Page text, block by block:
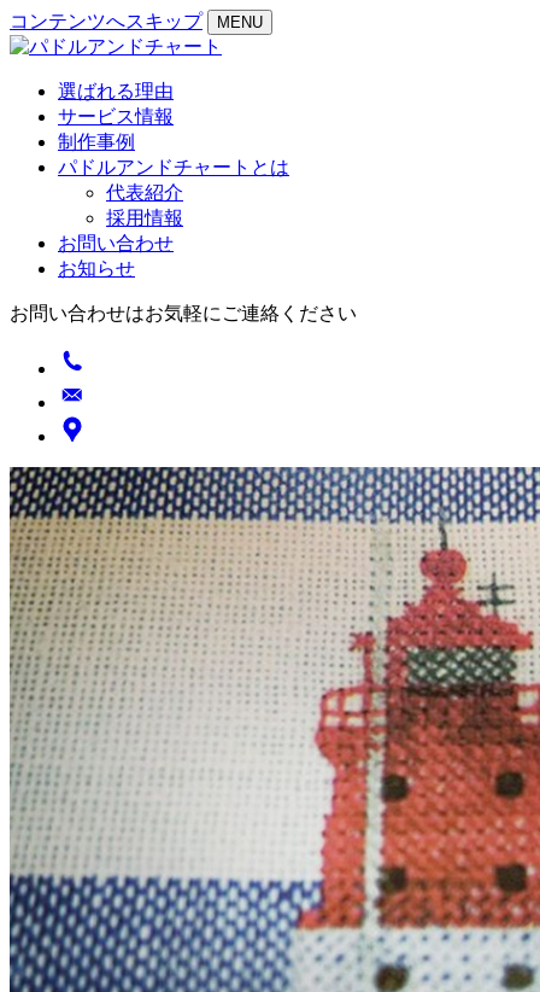
コンテンツへスキップ MENU
選ばれる理由
サービス情報
制作事例
パドルアンドチャートとは
代表紹介
採用情報
お問い合わせ
お知らせ
お問い合わせはお気軽にご連絡ください